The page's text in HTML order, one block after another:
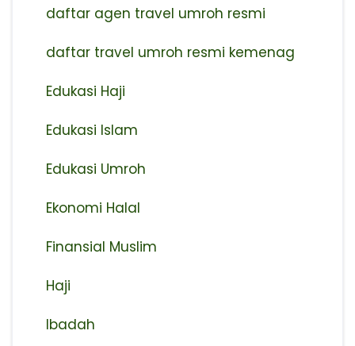
⁠daftar agen travel umroh resmi
daftar travel umroh resmi kemenag
Edukasi Haji
Edukasi Islam
Edukasi Umroh
Ekonomi Halal
Finansial Muslim
Haji
Ibadah